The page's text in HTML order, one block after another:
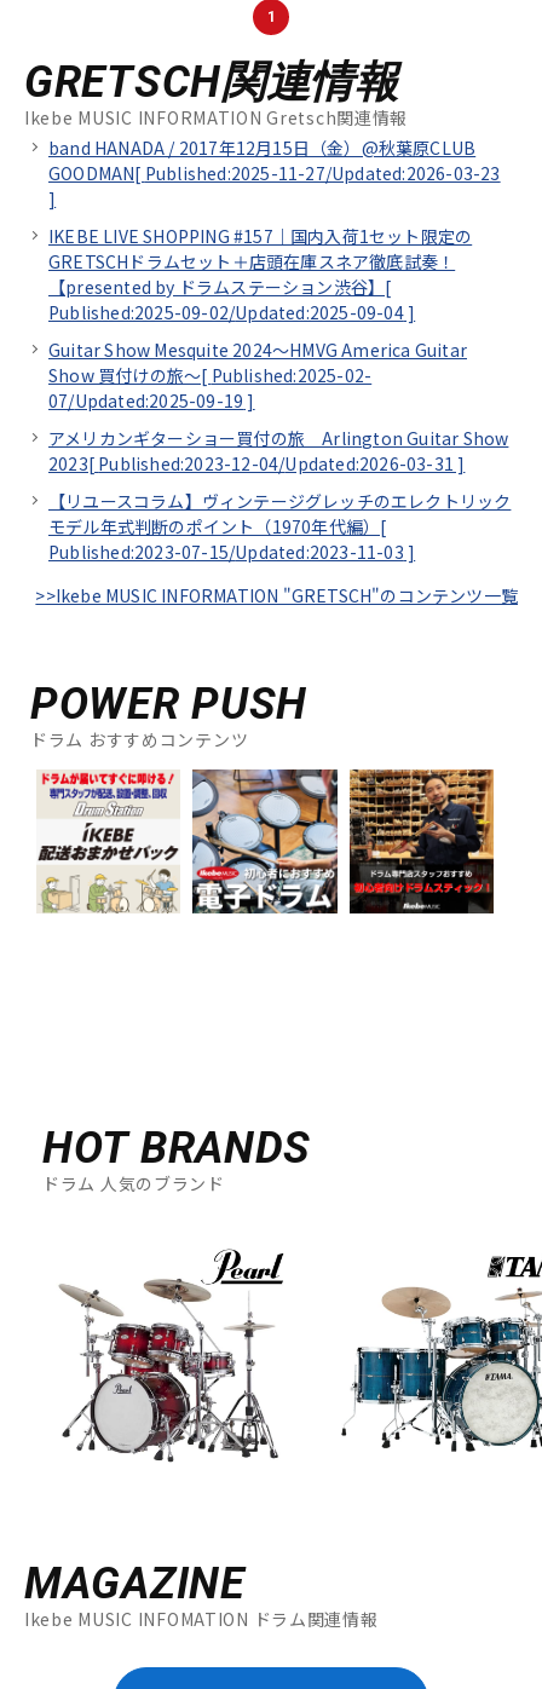
1
GRETSCH関連情報
Ikebe MUSIC INFORMATION Gretsch関連情報
band HANADA / 2017年12月15日（金）@秋葉原CLUB
GOODMAN[ Published:2025-11-27/Updated:2026-03-23
]
IKEBE LIVE SHOPPING #157｜国内入荷1セット限定の
GRETSCHドラムセット＋店頭在庫スネア徹底試奏！
【presented by ドラムステーション渋谷】[
Published:2025-09-02/Updated:2025-09-04]
Guitar Show Mesquite 2024～HMVG America Guitar
Show 買付けの旅～[ Published:2025-02-
07/Updated:2025-09-19 ]
アメリカンギターショー買付の旅 Arlington Guitar Show
2023[ Published:2023-12-04/Updated:2026-03-31 ]
【リユースコラム】ヴィンテージグレッチのエレクトリック
モデル年式判断のポイント（1970年代編）[
Published:2023-07-15/Updated:2023-11-03 ]
>>Ikebe MUSIC INFORMATION "GRETSCH"のコンテンツ一覧
POWER PUSH
ドラム おすすめコンテンツ
HOT BRANDS
ドラム 人気のブランド
MAGAZINE
Ikebe MUSIC INFOMATION ドラム関連情報